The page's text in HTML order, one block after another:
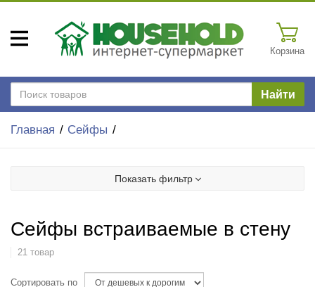
Корзина
Найти
Главная Сейфы
Показать фильтр
Сейфы встраиваемые в стену
21 товар
Сортировать по